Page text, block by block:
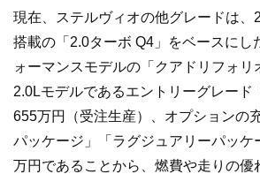
現在、ステルヴィオの他グレードは、
搭載の「2.0ターボ Q4」をベースにし
ォーマンスモデルの「クアドリフォリ
2.0Lモデルであるエントリーグレード
655万円（受注生産）、オプションの
パッケージ」「ラグジュアリーパッケ
万円であることから、燃費や走りの優